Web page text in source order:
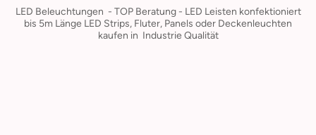
LED Beleuchtungen - TOP Beratung - LED Leisten konfektioniert
bis 5m Länge LED Strips, Fluter, Panels oder Deckenleuchten
kaufen in Industrie Qualität